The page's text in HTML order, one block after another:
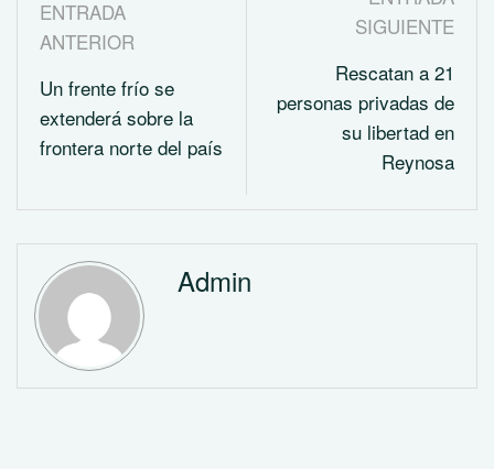
ENTRADA
ANTERIOR
Un frente frío se
extenderá sobre la
frontera norte del país
SIGUIENTE
Rescatan a 21
personas privadas de
su libertad en
Reynosa
Admin